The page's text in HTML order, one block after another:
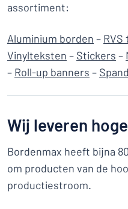
assortiment:
Aluminium borden – RVS
Vinylteksten – Stickers –
– Roll-up banners –
Wij leveren
Bordenmax heeft bijna
om producten van de
productiestroom.